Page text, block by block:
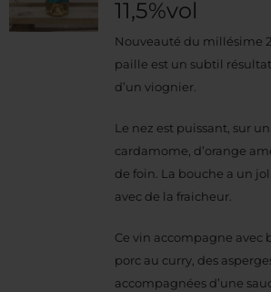
11,5%vol
Nouveauté du millésime
paille est un subtil
d’un viognier.
Le nez est puissant, sur
cardamome, d’orange
de foin. La bouche a un
avec de la fraicheur.
Ce vin accompagne avec
porc au curry, des
accompagnées d’une